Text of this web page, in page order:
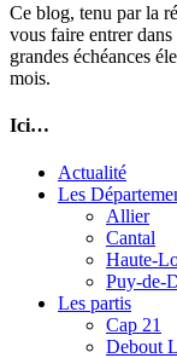
Ce blog, tenu par la
vous faire entrer
grandes échéances
mois.
Ici…
Actualité
Les
Allier
Cantal
Haute-
Puy-de-
Les partis
Cap 21
Debout